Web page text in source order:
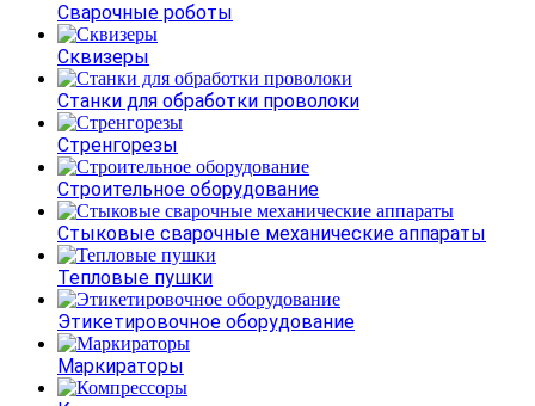
Сварочные роботы
Сквизеры
Станки для обработки проволоки
Стренгорезы
Строительное оборудование
Стыковые сварочные механические аппараты
Тепловые пушки
Этикетировочное оборудование
Маркираторы